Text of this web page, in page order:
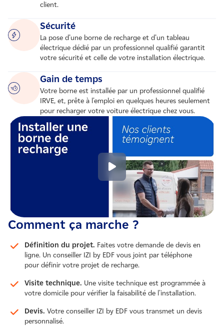
client.
Sécurité
La pose d’une borne de recharge et d’un tableau
électrique dédié par un professionnel qualifié garantit
votre sécurité et celle de votre installation électrique.
Gain de temps
Votre borne est installée par un professionnel qualifié
IRVE, et, prête à l'emploi en quelques heures seulement
pour recharger votre voiture électrique chez vous.
Comment ça marche ?
Définition du projet. Faites votre demande de devis en
ligne. Un conseiller IZI by EDF vous joint par téléphone
pour définir votre projet de recharge.
Visite technique. Une visite technique est programmée à
votre domicile pour vérifier la faisabilité de l'installation.
Devis.Votre conseiller IZI by EDF vous transmet un devis
personnalisé.